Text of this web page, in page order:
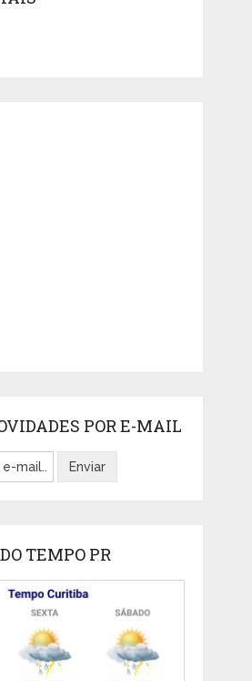
POR E-MAIL
TEMPO PR